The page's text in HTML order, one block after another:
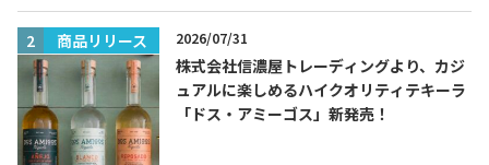
商品リリース 2026/07/31
株式会社信濃屋トレーディングより、カジ
ュアルに楽しめるハイクオリティテキーラ
「ドス・アミーゴス」新発売！